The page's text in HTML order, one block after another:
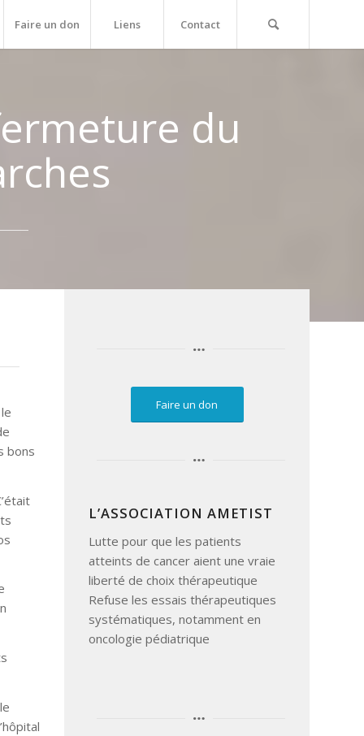
Faire un don Liens Contact
du
bons
Faire un don
L’ASSOCIATION AMETIST
Lutte pour que les patients
atteints de cancer aient une vraie
liberté de choix thérapeutique
Refuse les essais thérapeutiques
systématiques, notamment en
oncologie pédiatrique